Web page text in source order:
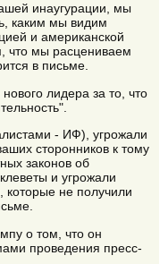
инаугурации, мы
каким мы видим
и американской
что мы расцениваем
в письме.
лидера за то, что
- ИФ), угрожали
сторонников к тому
законов об
и угрожали
не получили
о том, что он
проведения пресс-